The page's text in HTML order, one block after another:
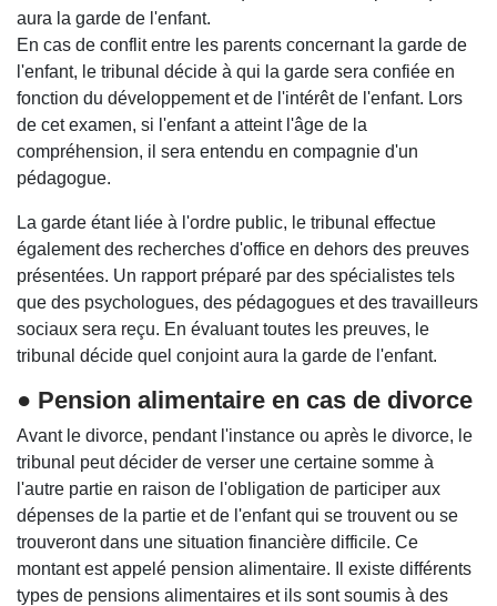
aura la garde de l'enfant.
En cas de conflit entre les parents concernant la garde de
l'enfant, le tribunal décide à qui la garde sera confiée en
fonction du développement et de l'intérêt de l'enfant. Lors
de cet examen, si l'enfant a atteint l'âge de la
compréhension, il sera entendu en compagnie d'un
pédagogue.
La garde étant liée à l'ordre public, le tribunal effectue
également des recherches d'office en dehors des preuves
présentées. Un rapport préparé par des spécialistes tels
que des psychologues, des pédagogues et des travailleurs
sociaux sera reçu. En évaluant toutes les preuves, le
tribunal décide quel conjoint aura la garde de l'enfant.
● Pension alimentaire en cas de divorce
Avant le divorce, pendant l'instance ou après le divorce, le
tribunal peut décider de verser une certaine somme à
l'autre partie en raison de l'obligation de participer aux
dépenses de la partie et de l'enfant qui se trouvent ou se
trouveront dans une situation financière difficile. Ce
montant est appelé pension alimentaire. Il existe différents
types de pensions alimentaires et ils sont soumis à des